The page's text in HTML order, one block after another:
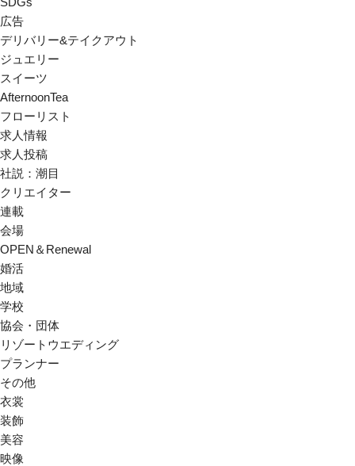
広告
デリバリー&テイクアウト
ジュエリー
スイーツ
AfternoonTea
フローリスト
求人情報
求人投稿
社説：潮目
クリエイター
連載
会場
OPEN＆Renewal
婚活
地域
学校
協会・団体
リゾートウエディング
プランナー
その他
衣裳
装飾
美容
映像